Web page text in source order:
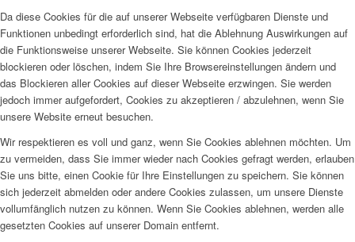
Da diese Cookies für die auf unserer Webseite verfügbaren Dienste und
Funktionen unbedingt erforderlich sind, hat die Ablehnung Auswirkungen auf
die Funktionsweise unserer Webseite. Sie können Cookies jederzeit
blockieren oder löschen, indem Sie Ihre Browsereinstellungen ändern und
das Blockieren aller Cookies auf dieser Webseite erzwingen. Sie werden
jedoch immer aufgefordert, Cookies zu akzeptieren / abzulehnen, wenn Sie
unsere Website erneut besuchen.
Wir respektieren es voll und ganz, wenn Sie Cookies ablehnen möchten. Um
zu vermeiden, dass Sie immer wieder nach Cookies gefragt werden, erlauben
Sie uns bitte, einen Cookie für Ihre Einstellungen zu speichern. Sie können
sich jederzeit abmelden oder andere Cookies zulassen, um unsere Dienste
vollumfänglich nutzen zu können. Wenn Sie Cookies ablehnen, werden alle
gesetzten Cookies auf unserer Domain entfernt.